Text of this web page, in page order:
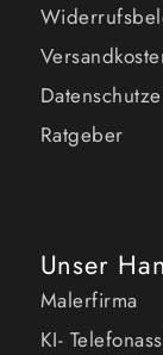
Ratgeber
Unser
Malerfirma
KI-